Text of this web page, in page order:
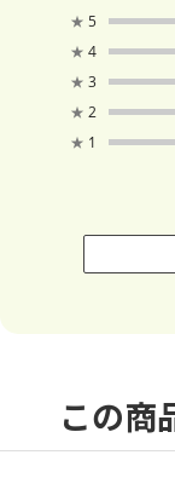
★ 5
★ 4
★ 3
★ 2
★ 1
この商